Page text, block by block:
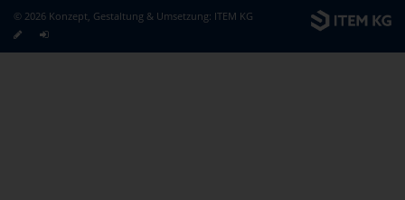
© 2026 Konzept, Gestaltung & Umsetzung: ITEM KG